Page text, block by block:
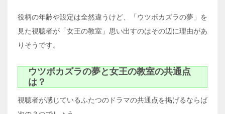
役柄の年齢や設定は全然違うけど、「ウツボカズラの夢」を
見た視聴者が「女王の教室」思い出すのはその辺に理由があ
りそうです。
ウツボカズラの夢と女王の教室の共通点
は？
視聴者が感じているふたつのドラマの共通点を掲げるならば